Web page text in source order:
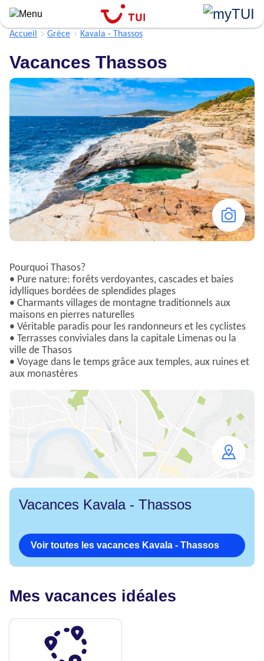
Aller
au
contenu
Accueil Grèce Kavala - Thassos
Vacances Thassos
Pourquoi Thasos?
• Pure nature: forêts verdoyantes, cascades et baies
idylliques bordées de splendides plages
• Charmants villages de montagne traditionnels aux
maisons en pierres naturelles
• Véritable paradis pour les randonneurs et les cyclistes
• Terrasses conviviales dans la capitale Limenas ou la
ville de Thasos
• Voyage dans le temps grâce aux temples, aux ruines et
aux monastères
map
Vacances Kavala - Thassos
Voir toutes les vacances Kavala - Thassos
Mes vacances idéales